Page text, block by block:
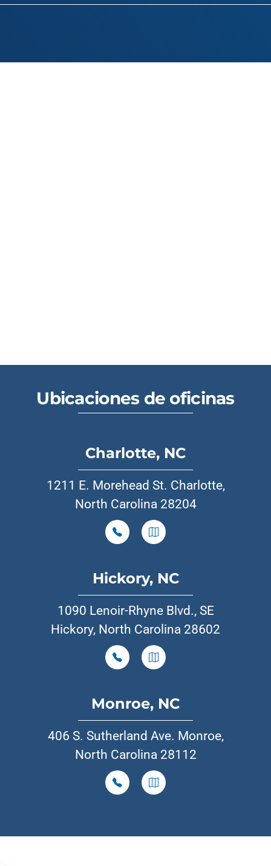
Ubicaciones de oficinas
Charlotte, NC
1211 E. Morehead St. Charlotte,
North Carolina 28204
Hickory, NC
1090 Lenoir-Rhyne Blvd., SE
Hickory, North Carolina 28602
Monroe, NC
406 S. Sutherland Ave. Monroe,
North Carolina 28112